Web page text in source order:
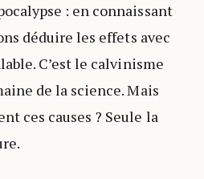
: en connaissant
déduire les effets avec
C’est le calvinisme
de la science. Mais
ces causes ? Seule la